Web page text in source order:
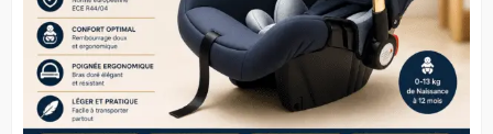
la
page
du
produit